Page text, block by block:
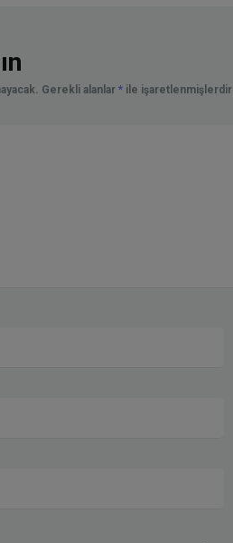
Gerekli alanlar * ile işaretlenmişlerdir